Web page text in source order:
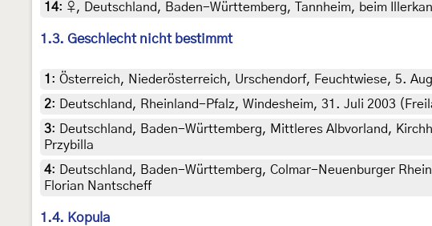
14: ♀, Deutschland, Baden-Württemberg, Tannheim, beim
1.3. Geschlecht nicht bestimmt
1 : Österreich, Niederösterreich, Urschendorf, Feuchtwiese, 5.
2: Deutschland, Rheinland-Pfalz, Windesheim, 31. Juli 2003
3: Deutschland, Baden-Württemberg, Mittleres Albvorland,
Przybilla
4: Deutschland, Baden-Württemberg, Colmar-Neuenburger
Florian Nantscheff
1.4. Kopula